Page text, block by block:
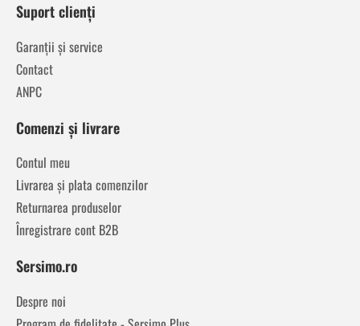
Suport clienți
Garanții și service
Contact
ANPC
Comenzi și livrare
Contul meu
Livrarea și plata comenzilor
Returnarea produselor
Înregistrare cont B2B
Sersimo.ro
Despre noi